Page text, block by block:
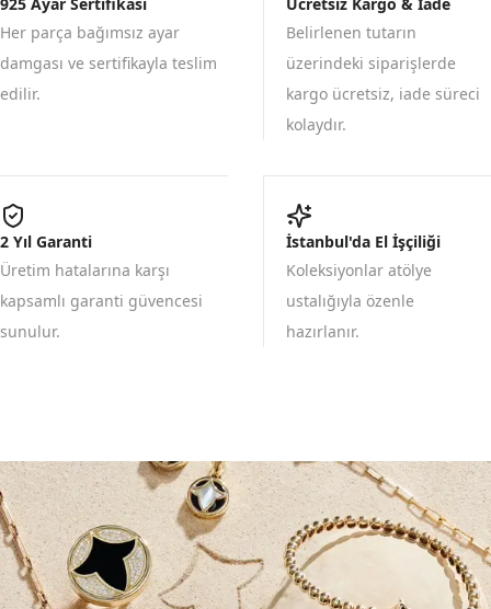
Her parça bağımsız ayar
damgası ve sertifikayla teslim
edilir.
Belirlenen tutarın
üzerindeki siparişlerde
kargo ücretsiz, iade süreci
kolaydır.
2 Yıl Garanti
Üretim hatalarına karşı
kapsamlı garanti güvencesi
sunulur.
İstanbul'da El İşçiliği
Koleksiyonlar atölye
ustalığıyla özenle
hazırlanır.